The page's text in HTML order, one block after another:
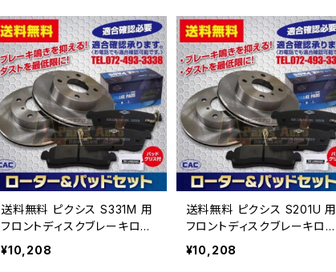
送料無料 ピクシス S331M 用
フロントディスクブレーキロー
タ.パッドセット PA512 （ＣＡ
Ｃ）/専用グリス付車体番号必
¥10,208
送料無料 ピクシス S201U 用
フロントディスクブレーキロー
タ.パッドセット PA512 （ＣＡ
Ｃ）/専用グリス付車体番号必
¥10,208